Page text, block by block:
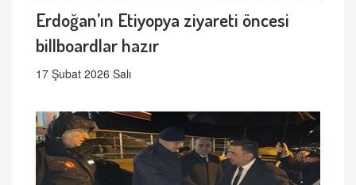
Erdoğan’ın Etiyopya ziyareti öncesi
billboardlar hazır
17 Şubat 2026 Salı